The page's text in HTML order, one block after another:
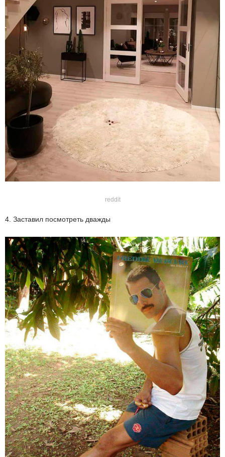
reddit
4. Заставил посмотреть дважды